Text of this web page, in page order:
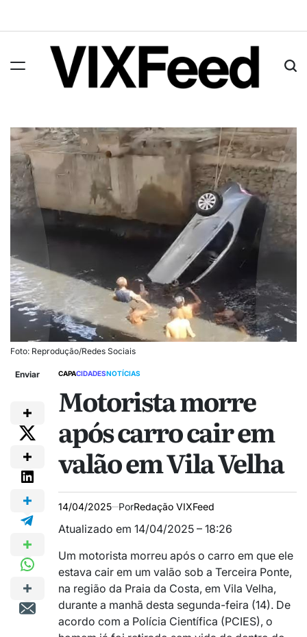
Foto: Reprodução/Redes Sociais
Enviar CAPACIDADESNOTÍCIAS
Motorista morre
após carro cair em
valão em Vila Velha
14/04/2025 PorRedação VIXFeed
Atualizado em 14/04/2025 – 18:26
Um motorista morreu após o carro em que ele
estava cair em um valão sob a Terceira Ponte,
na região da Praia da Costa, em Vila Velha,
durante a manhã desta segunda-feira (14). De
acordo com a Polícia Científica (PCIES), o